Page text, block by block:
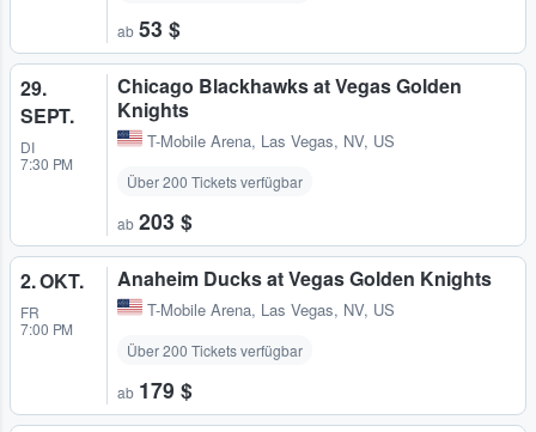
ab 53 $
29.
SEPT.
DI
7:30 PM
Chicago Blackhawks at Vegas Golden
Knights
T-Mobile Arena, Las Vegas, NV, US
Über 200 Tickets verfügbar
ab 203 $
2. OKT.
FR
7:00 PM
Anaheim Ducks at Vegas Golden Knights
T-Mobile Arena, Las Vegas, NV, US
Über 200 Tickets verfügbar
ab 179 $